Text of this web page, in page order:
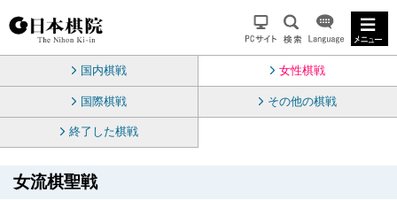
国内棋戦 女性棋戦
国際棋戦 その他の棋戦
終了した棋戦
女流棋聖戦